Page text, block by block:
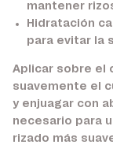
mantener
Hidratación
para evitar la
Aplicar sobre el
suavemente el
y enjuagar con
necesario para
rizado más